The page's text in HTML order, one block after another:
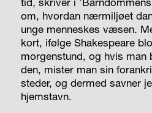
om, hvordan nærmiljøet
unge menneskes væsen.
kort, ifølge Shakespeare
morgenstund, og hvis man
den, mister man sin
steder, og dermed savner
hjemstavn.